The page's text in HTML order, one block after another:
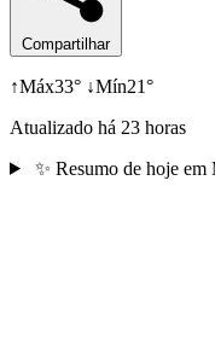
Compartilhar
↑Máx33° ↓Mín21°
Atualizado há 23 horas
✨ Resumo de hoje em